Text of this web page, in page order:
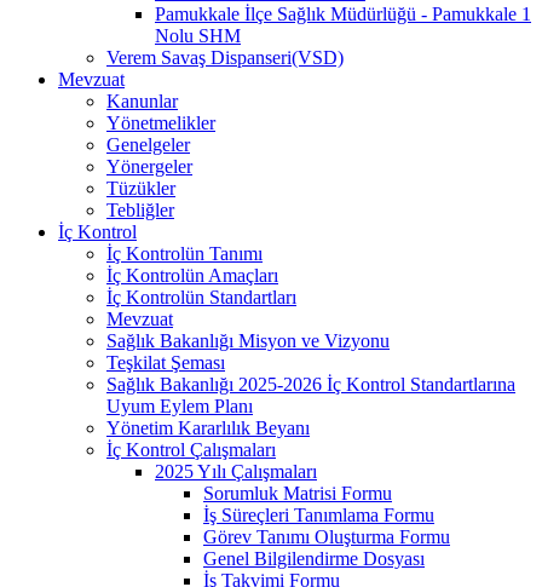
Pamukkale İlçe Sağlık Müdürlüğü - Pamukkale 1
Nolu SHM
Verem Savaş Dispanseri(VSD)
Mevzuat
Kanunlar
Yönetmelikler
Genelgeler
Yönergeler
Tüzükler
Tebliğler
İç Kontrol
İç Kontrolün Tanımı
İç Kontrolün Amaçları
İç Kontrolün Standartları
Mevzuat
Sağlık Bakanlığı Misyon ve Vizyonu
Teşkilat Şeması
Sağlık Bakanlığı 2025-2026 İç Kontrol Standartlarına
Uyum Eylem Planı
Yönetim Kararlılık Beyanı
İç Kontrol Çalışmaları
2025 Yılı Çalışmaları
Sorumluk Matrisi Formu
İş Süreçleri Tanımlama Formu
Görev Tanımı Oluşturma Formu
Genel Bilgilendirme Dosyası
İş Takvimi Formu